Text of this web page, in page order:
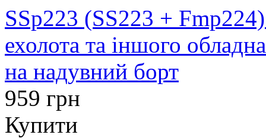
SSp223 (SS223 +
ехолота та іншого
на надувний борт
959 грн
Купити